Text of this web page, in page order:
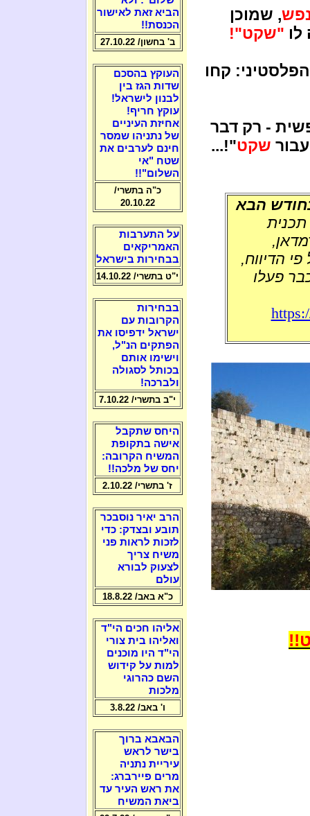
, שמוכן
"שקט"!
קחו
- רק דבר
שקט"!...
הבא
הדיווח,
פעלו
הביא זאת לאישור
הכנסת!!
ב' בחשון/ 27.10.22
העוקץ בהסכם
שדות הגז בין
לבנון לישראל!
עוקץ חריף!
אחיזת העיניים
של נתניהו שמסר
חינם לערבים את
שטח "אי
השלום"!!
כ"ה בתשרי/
20.10.22
על התערבות
האמריקאים
בבחירות בישראל
י"ט בתשרי/ 14.10.22
בבחירות
הקרובות עם
ישראל ידפיסו את
הפתקים הנ"ל,
וישימו אותם
בכותל לסגולה
ולברכה!
י"ב בתשרי/ 7.10.22
היחס שתקבל
אישה בתקופת
המשיח הקרובה:
יחס של מלכה!!
ז' בתשרי/ 2.10.22
הרב יאיר נוסבכר
תובע ובצדק: כדי
לזכות לראות פני
משיח צריך
לצעוק לבורא
עולם
כ"א באב/ 18.8.22
אליהו חכים הי"ד
ואליהו בית צורי
הי"ד היו מוכנים
למות על קידוש
השם כהרוגי
מלכות
ו' באב/ 3.8.22
הבאבא ברוך
בישר לראש
עיריית נתניה
מרים פיירברג:
את ראש העיר עד
ביאת המשיח